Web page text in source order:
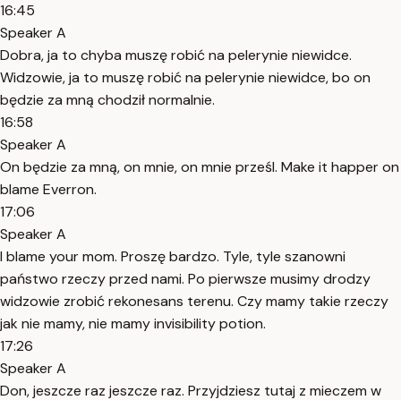
16:45
Speaker A
Dobra, ja to chyba muszę robić na pelerynie niewidce.
Widzowie, ja to muszę robić na pelerynie niewidce, bo on
będzie za mną chodził normalnie.
16:58
Speaker A
On będzie za mną, on mnie, on mnie prześl. Make it happer on
blame Everron.
17:06
Speaker A
I blame your mom. Proszę bardzo. Tyle, tyle szanowni
państwo rzeczy przed nami. Po pierwsze musimy drodzy
widzowie zrobić rekonesans terenu. Czy mamy takie rzeczy
jak nie mamy, nie mamy invisibility potion.
17:26
Speaker A
Don, jeszcze raz jeszcze raz. Przyjdziesz tutaj z mieczem w